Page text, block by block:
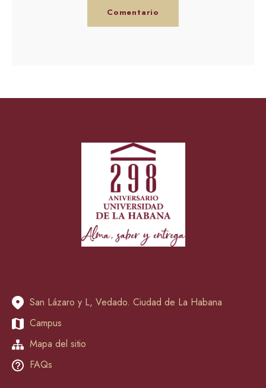
San Lázaro y L, Vedado. Ciudad de La Habana
Campus
Mapa del sitio
FAQs